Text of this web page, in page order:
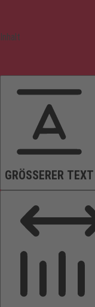
Inhalt
GRÖSSERER TEXT